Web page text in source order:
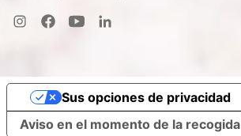
Aviso en el momento de la recogida
Sus opciones de privacidad